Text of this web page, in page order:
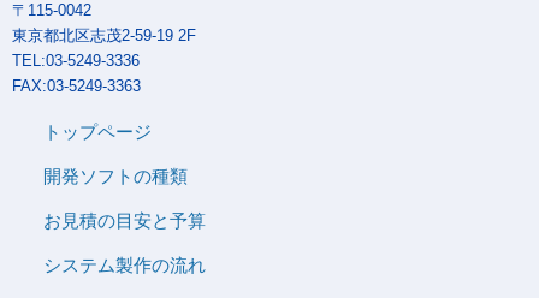
〒115-0042
東京都北区志茂2-59-19 2F
TEL:03-5249-3336
FAX:03-5249-3363
トップページ
開発ソフトの種類
お見積の目安と予算
システム製作の流れ